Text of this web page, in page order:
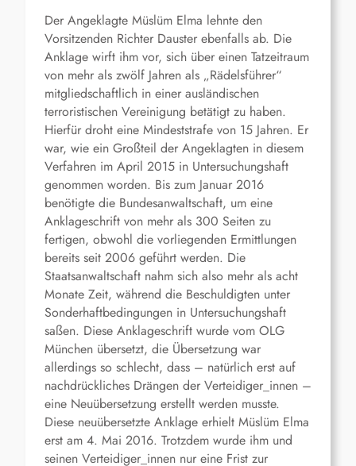
Der Angeklagte Müslüm Elma lehnte den
Vorsitzenden Richter Dauster ebenfalls ab. Die
Anklage wirft ihm vor, sich über einen Tatzeitraum
von mehr als zwölf Jahren als „Rädelsführer“
mitgliedschaftlich in einer ausländischen
terroristischen Vereinigung betätigt zu haben.
Hierfür droht eine Mindeststrafe von 15 Jahren. Er
war, wie ein Großteil der Angeklagten in diesem
Verfahren im April 2015 in Untersuchungshaft
genommen worden. Bis zum Januar 2016
benötigte die Bundesanwaltschaft, um eine
Anklageschrift von mehr als 300 Seiten zu
fertigen, obwohl die vorliegenden Ermittlungen
bereits seit 2006 geführt werden. Die
Staatsanwaltschaft nahm sich also mehr als acht
Monate Zeit, während die Beschuldigten unter
Sonderhaftbedingungen in Untersuchungshaft
saßen. Diese Anklageschrift wurde vom OLG
München übersetzt, die Übersetzung war
allerdings so schlecht, dass – natürlich erst auf
nachdrückliches Drängen der Verteidiger_innen –
eine Neuübersetzung erstellt werden musste.
Diese neuübersetzte Anklage erhielt Müslüm Elma
erst am 4. Mai 2016. Trotzdem wurde ihm und
seinen Verteidiger_innen nur eine Frist zur